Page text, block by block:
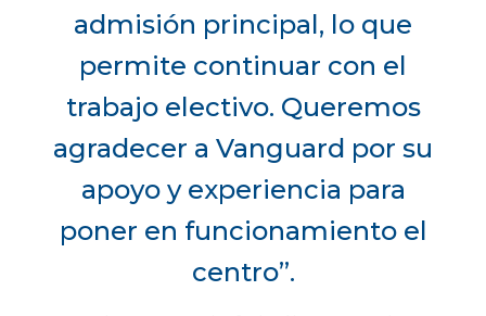
admisión principal, lo que
permite continuar con el
trabajo electivo. Queremos
agradecer a Vanguard por su
apoyo y experiencia para
poner en funcionamiento el
centro”.